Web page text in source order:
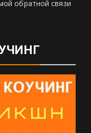
обратной связи